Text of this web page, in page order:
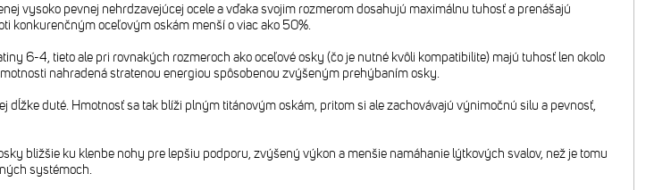
vysoko pevnej nehrdzavejúcej ocele a vďaka svojim rozmerom dosahujú maximálnu tuhosť a prenášajú
konkurenčným oceľovým oskám menší o viac ako 50%.
6-4, tieto ale pri rovnakých rozmeroch ako oceľové osky (čo je nutné kvôli kompatibilite) majú tuhosť len okolo
nahradená stratenou energiou spôsobenou zvýšeným prehýbaním osky.
dĺžke duté. Hmotnosť sa tak blíži plným titánovým oskám, pritom si ale zachovávajú výnimočnú silu a pevnosť,
bližšie ku klenbe nohy pre lepšiu podporu, zvýšený výkon a menšie namáhanie lýtkových svalov, než je tomu
systémoch.